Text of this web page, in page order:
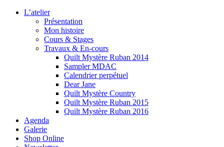
L’atelier
Présentation
Mon histoire
Cours & Stages
Travaux & En-cours
Quilt Mystère Ruban 2014
Sampler MDAC
Calendrier perpétuel
Dear Jane
Quilt Mystère Country
Quilt Mystère Ruban 2015
Quilt Mystère Ruban 2016
Agenda
Galerie
Shop Online